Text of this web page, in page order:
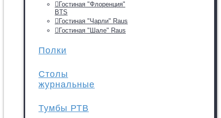
Гостиная "Флоренция"
BTS
Гостиная "Чарли" Raus
Гостиная "Шале" Raus
Полки
Столы
журнальные
Тумбы РТВ